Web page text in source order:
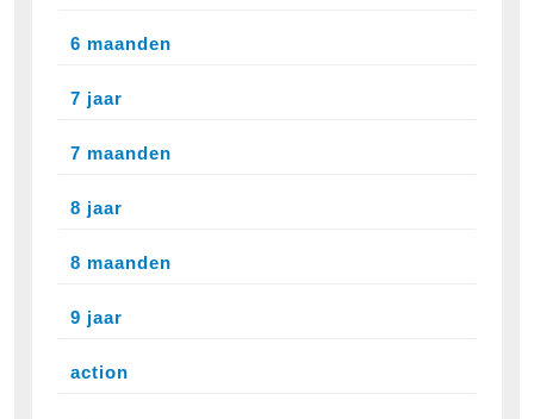
6 maanden
7 jaar
7 maanden
8 jaar
8 maanden
9 jaar
action